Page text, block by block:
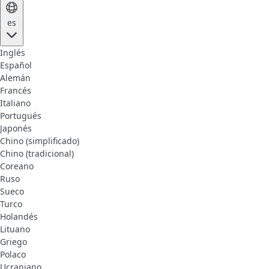
es
Inglés
Español
Alemán
Francés
Italiano
Portugués
Japonés
Chino (simplificado)
Chino (tradicional)
Coreano
Ruso
Sueco
Turco
Holandés
Lituano
Griego
Polaco